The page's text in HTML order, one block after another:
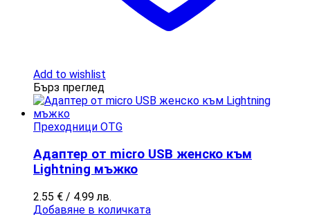
Add to wishlist
Бърз преглед
Преходници OTG
Адаптер от micro USB женско към
Lightning мъжко
2.55 € / 4.99 лв.
Добавяне в количката